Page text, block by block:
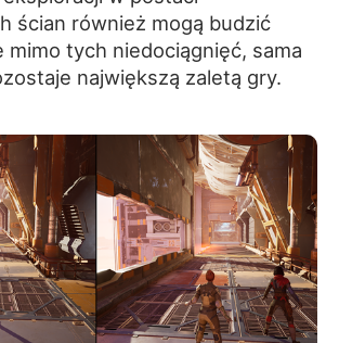
ścian również mogą budzić
mimo tych niedociągnięć, sama
największą zaletą gry.